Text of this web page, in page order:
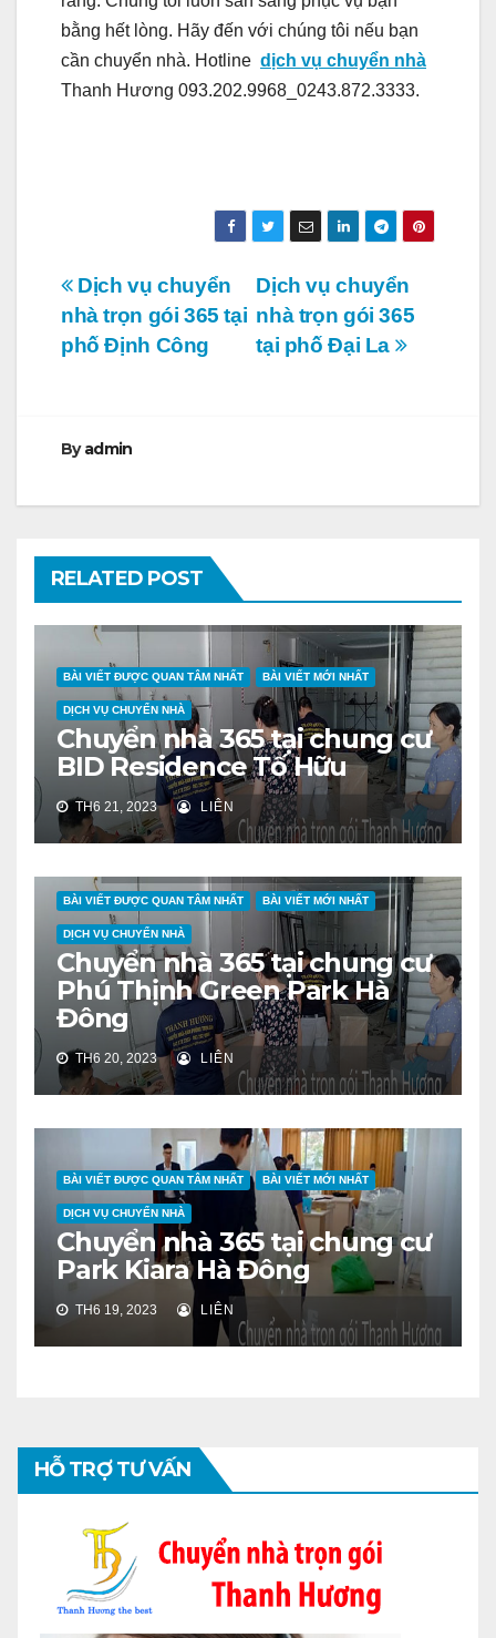
bằng hết lòng. Hãy đến với chúng tôi nếu bạn
cần chuyển nhà. Hotline dịch vụ chuyển nhà
Thanh Hương 093.202.9968_0243.872.3333.
Điều
hướng
viết
Dịch vụ chuyển
nhà trọn gói 365
tại phố Đại La
Dịch vụ chuyển
nhà trọn gói 365 tại
phố Định Công
Byadmin
RELATED POST
BÀI VIẾT ĐƯỢC QUAN TÂM NHẤT BÀI VIẾT MỚI NHẤT
DỊCH VỤ CHUYỂN NHÀ
Chuyển nhà 365 tại chung cư
BID Residence Tố Hữu
TH6 21, 2023 LIÊN
BÀI VIẾT ĐƯỢC QUAN TÂM NHẤT BÀI VIẾT MỚI NHẤT
DỊCH VỤ CHUYỂN NHÀ
Chuyển nhà 365 tại chung cư
Phú Thịnh Green Park Hà
Đông
TH6 20, 2023 LIÊN
BÀI VIẾT ĐƯỢC QUAN TÂM NHẤT BÀI VIẾT MỚI NHẤT
DỊCH VỤ CHUYỂN NHÀ
Chuyển nhà 365 tại chung cư
Park Kiara Hà Đông
TH6 19, 2023 LIÊN
HỖ TRỢ TƯ VẤN